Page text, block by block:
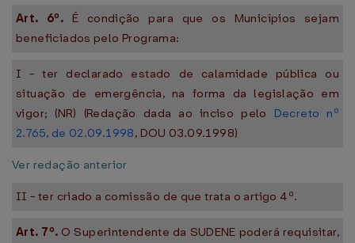
Art. 6º. É condição para que os Municípios sejam
beneficiados pelo Programa:
I - ter declarado estado de calamidade pública ou
situação de emergência, na forma da legislação em
vigor; (NR) (Redação dada ao inciso pelo Decreto nº
2.765, de 02.09.1998, DOU 03.09.1998)
Ver redação anterior
II - ter criado a comissão de que trata o artigo 4º.
Art. 7º. O Superintendente da SUDENE poderá requisitar,